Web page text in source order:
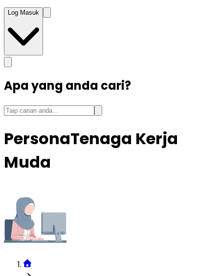
Log Masuk
Apa yang anda cari?
PersonaTenaga Kerja
Muda